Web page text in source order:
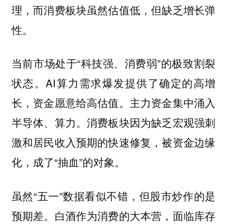
理，而消费板块虽然估值低，但缺乏增长弹
性。
当前市场处于“科技强、消费弱”的极致割裂
状态。AI算力需求爆发提供了确定的高增
长，资金愿意给高估值。主力资金集中涌入
半导体、算力。消费板块因为缺乏宏观强刺
激和居民收入预期的快速修复，被资金边缘
化，成了“抽血”的对象。
虽然“五一”数据看似不错，但股市炒作的是
预期差。白酒作为消费的大本营，面临库存